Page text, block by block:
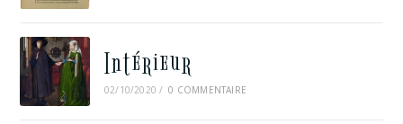
Intérieur
02/10/2020 / 0 COMMENTAIRE